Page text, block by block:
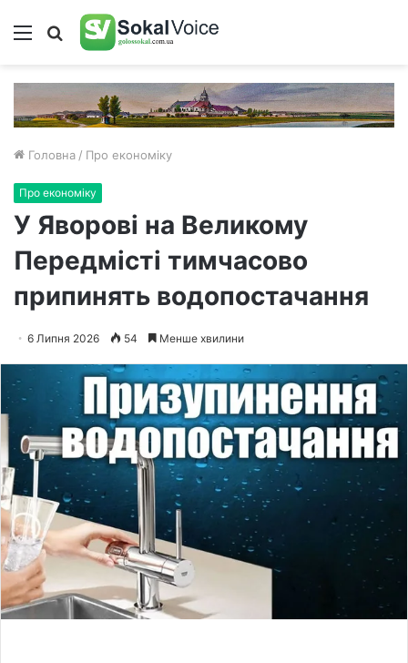
Меню Пошук
Головна / Про економіку
Про економіку
У Яворові на Великому
Передмісті тимчасово
припинять водопостачання
6 Липня 2026 54 Менше хвилини